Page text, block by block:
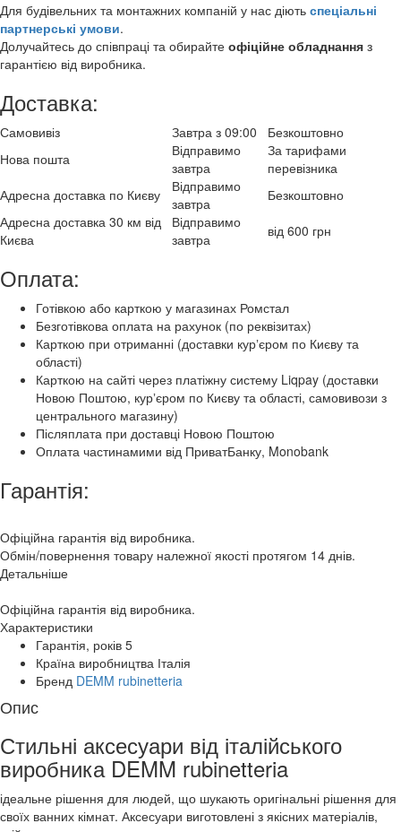
Для будівельних та монтажних компаній у нас діють спеціальні
партнерські умови.
Долучайтесь до співпраці та обирайте офіційне обладнання з
гарантією від виробника.
Доставка:
Самовивіз Завтра з 09:00
Безкоштовно
Нова пошта
Відправимо
завтра
За тарифами
перевізника
Адресна доставка по Києву
Відправимо
завтра
Безкоштовно
Адресна доставка 30 км від
Києва
Відправимо
завтра
від 600 грн
Оплата:
Готівкою або карткою у магазинах Ромстал
Безготівкова оплата на рахунок (по реквізитах)
Карткою при отриманні (доставки курʼєром по Києву та
області)
Карткою на сайті через платіжну систему Liqpay (доставки
Новою Поштою, курʼєром по Києву та області, самовивози з
центрального магазину)
Післяплата при доставці Новою Поштою
Оплата частинамими від ПриватБанку, Monobank
Гарантія:
Офіційна гарантія від виробника.
Обмін/повернення товару належної якості протягом 14 днів.
Детальніше
Офіційна гарантія від виробника.
Характеристики
Гарантія, років 5
Країна виробництва Італія
Бренд DEMM rubinetteria
Опис
Стильні аксесуари від італійського
виробника DEMM rubinetteria
ідеальне рішення для людей, що шукають оригінальні рішення для
своїх ванних кімнат. Аксесуари виготовлені з якісних матеріалів,